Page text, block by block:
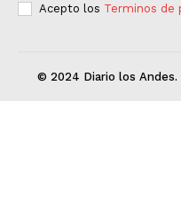
Acepto los Terminos de
© 2024 Diario los Andes.